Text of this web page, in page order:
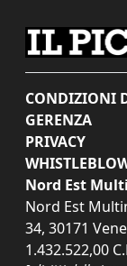
CONDIZIONI
GERENZA
PRIVACY
Nord Est
Nord Est
34, 30171
1.432.522,00